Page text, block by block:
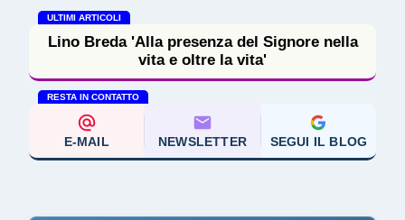
ULTIMI ARTICOLI
Lino Breda 'Alla presenza del Signore nella
vita e oltre la vita'
RESTA IN CONTATTO
E-MAIL NEWSLETTER SEGUI IL BLOG